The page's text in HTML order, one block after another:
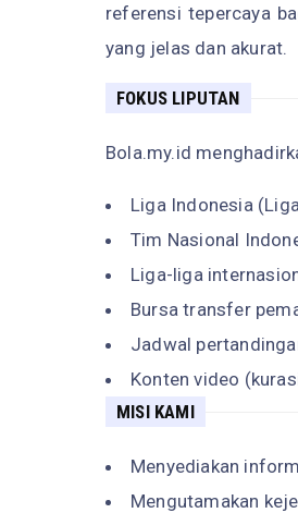
referensi tepercaya
yang jelas dan akurat.
FOKUS LIPUTAN
Bola.my.id
Liga Indonesia
Tim Nasional
Liga-liga
Bursa transfer
Jadwal
Konten video
MISI KAMI
Menyediakan
Mengutamakan